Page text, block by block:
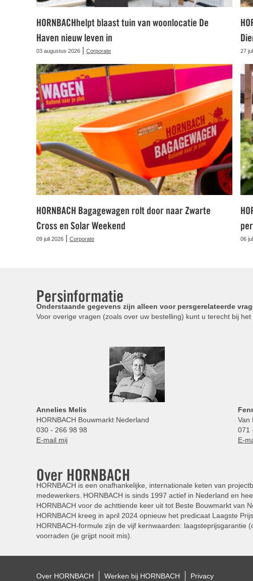
HORNBACHhelpt blaast tuin van woonlocatie De
Haven nieuw leven in
03 augustus 2026 Corporate 27
HORNBACH Bagagewagen rolt door naar Zwarte
Cross en Solar Weekend
09 juli 2026 Corporate 06
Persinformatie
Onderstaande gegevens zijn alleen voor persgerelateerde
Voor overige vragen (zoals over uw bestelling) kunt u terecht bij het
Annelies Melis
HORNBACH Bouwmarkt Nederland
030 - 266 98 98
E-mail mij
Van
071
E-
Over HORNBACH
HORNBACH is een onafhankelijke, internationale keten van
medewerkers. HORNBACH is sinds 1997 actief in Nederland en
HORNBACH voor de achttiende keer uit tot Beste Bouwmarkt van
HORNBACH kreeg in april 2024 opnieuw het predicaat Laagste
HORNBACH-formule zijn de vijf kernwaarden:
voorraden (je grijpt nooit mis).
Over HORNBACH Werken bij HORNBACH Privacy